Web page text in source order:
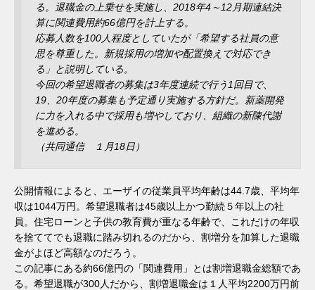
る。退職金の上乗せを実施し、2018年4～12月期連結決
算に関連費用約66億円を計上する。
応募人数を100人程度としていたが「希望する社員の意
思を尊重した。新規採用の増加や配置換えで対応でき
る」と説明している。
今回の希望退職者の募集は3年度連続で行う1回目で、
19、20年度の募集も予定通り実施する方針だ。新薬開発
に力を入れる中で採用も増やしており、組織の新陳代謝
を進める。
（共同通信 １月18日）
公開情報によると、エーザイの従業員平均年齢は44.7歳、平均年
収は1044万円。希望退職者は45歳以上かつ勤続５年以上の社
員。住宅ローンと子供の教育費が重なる年齢で、これだけの年収
を捨ててでも退職に踏み切れるのだから、割増分を加算した退職
金がよほど高額なのだろう。
この記事にある約66億円の「関連費用」とは割増退職金総額であ
る。希望退職が300人だから、割増退職金は１人平均2200万円前